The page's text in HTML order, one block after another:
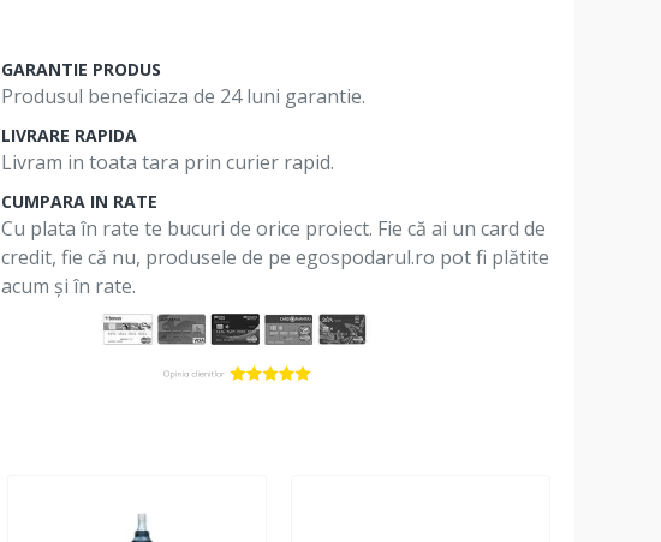
GARANTIE PRODUS
Produsul beneficiaza de 24 luni garantie.
LIVRARE RAPIDA
Livram in toata tara prin curier rapid.
CUMPARA IN RATE
Cu plata în rate te bucuri de orice proiect. Fie că ai un card de
credit, fie că nu, produsele de pe egospodarul.ro pot fi plătite
acum și în rate.